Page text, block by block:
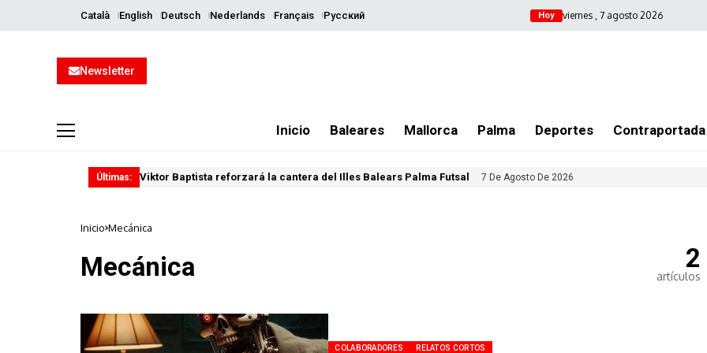
Català English Deutsch Nederlands Français Русский Hoy viernes , 7 agosto 2026
Newsletter
Inicio Baleares Mallorca Palma Deportes Contraportada
Últimas: Viktor Baptista reforzará la cantera del Illes Balears Palma Futsal 7 De Agosto De 2026
Inicio Mecánica
Mecánica 2
artículos
COLABORADORES RELATOS CORTOS